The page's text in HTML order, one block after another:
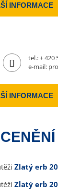
INFORMACE
tel.:+ 420
e-mail:
INFORMACE
Zlatý erb
Zlatý erb